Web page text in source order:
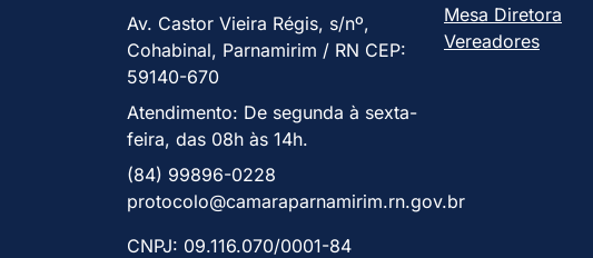
Av. Castor Vieira Régis, s/nº,
Cohabinal, Parnamirim / RN CEP:
59140-670
Atendimento: De segunda à sexta-
feira, das 08h às 14h.
(84) 99896-0228
protocolo@camaraparnamirim.rn.gov.br
CNPJ: 09.116.070/0001-84
Mesa Diretora
Vereadores